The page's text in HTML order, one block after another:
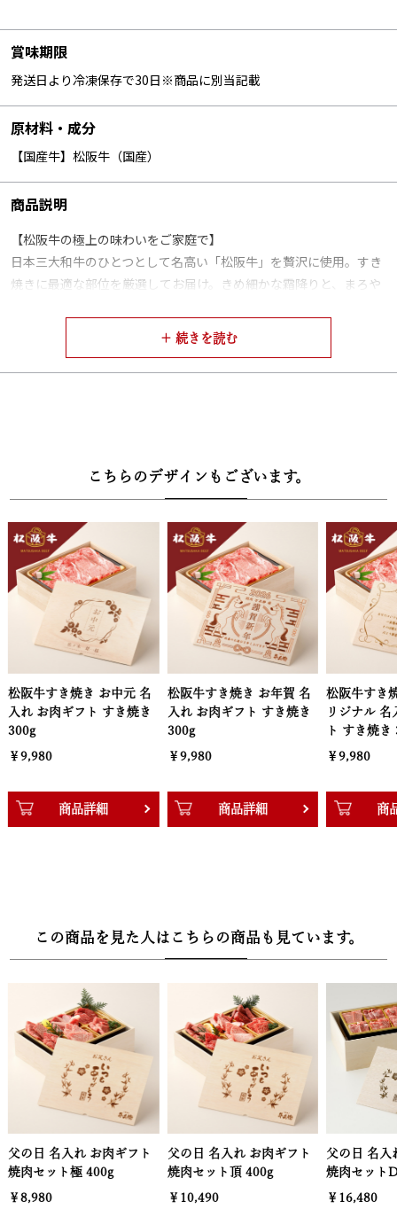
賞味期限
発送日より冷凍保存で30日※商品に別当記載
原材料・成分
【国産牛】松阪牛（国産）
商品説明
【松阪牛の極上の味わいをご家庭で】
日本三大和牛のひとつとして名高い「松阪牛」を贅沢に使用。すき
焼きに最適な部位を厳選してお届け。きめ細かな霜降りと、まろや
など、どの調理方法でも格別の美味しさを引き出します。牛兵衛店
主が長年の経験で厳選した松阪牛の、とろける食感と芳醇な香りを
ご堪能ください。
【風呂敷包みの高級木箱でお届け】
牛兵衛オリジナルの高級木箱に、風呂敷を巻いて丁寧に梱包。特別
な方への贈り物にも、自分へのご褒美にもふさわしい、上質感あふ
れる仕立てです。贈る人の心遣いが伝わる逸品として、多くのお客
様に選ばれています。
【木箱サイズ】幅30.3cm × 奥行22.2cm × 高さ8.3cm
こちらのデザインもございます。
松阪牛すき焼き お年賀 名
入れ お肉ギフト すき焼き
300g
￥9,980
商品詳細
松阪牛すき焼き 感謝状 オ
リジナル 名入れ お肉ギフ
ト すき焼き 300g
￥9,980
商品詳細
松阪牛すき
名入れ お肉
き 300g
￥9,980
商
この商品を見た人はこちらの商品も見ています。
父の日 名入れ お肉ギフト
焼肉セット頂 400g
￥10,490
父の日 名入れ お肉ギフト
焼肉セットDX 800g
￥16,480
父の日 名入
肩ロースす
￥4,980